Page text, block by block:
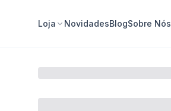
Loja NovidadesBlogSobre Nós